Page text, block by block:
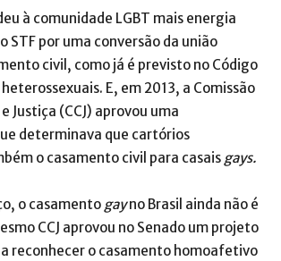
à comunidade LGBT mais energia
STF por uma conversão da união
civil, como já é previsto no Código
E, em 2013, a Comissão
Justiça (CCJ) aprovou uma
determinava que cartórios
o casamento civil para casais gays.
o casamento gayno Brasil ainda não é
CCJ aprovou no Senado um projeto
a reconhecer o casamento homoafetivo